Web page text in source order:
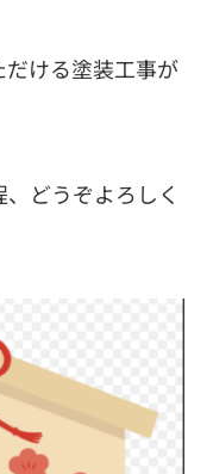
ける塗装工事が
どうぞよろしく